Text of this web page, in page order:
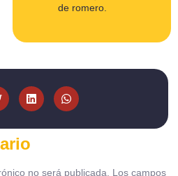
de romero.
no será publicada. Los campos